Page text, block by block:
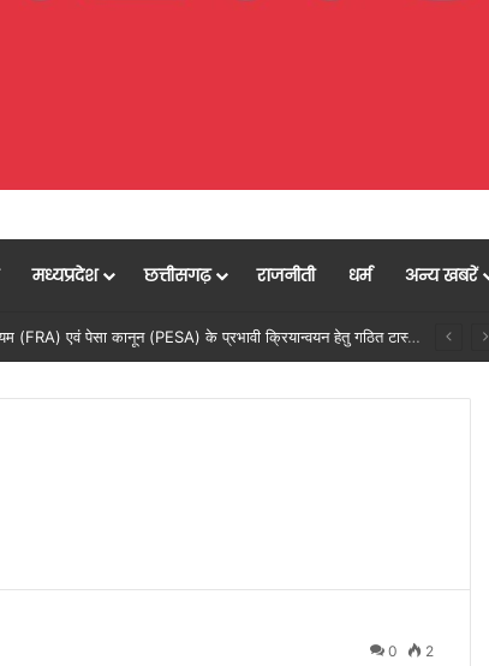
मध्यप्रदेश छत्तीसगढ़ राजनीती धर्म अन्य खबरें
मुख्यमंत्री विष्णु देव साय की अध्यक्षता में वन अधिकार अधिनियम (FRA) एवं पेसा कानून (PESA) के प्रभावी क्रियान्वयन हेतु गठित टास्क फोर्स की पहली बैठक संपन्न…
0 2